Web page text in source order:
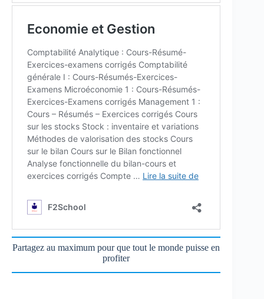
Partagez au maximum pour que tout le monde puisse en
profiter